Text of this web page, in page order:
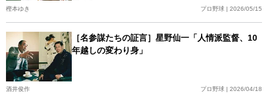
樫本ゆき プロ野球 | 2026/05/15
［名参謀たちの証言］星野仙一「人情派監督、10
年越しの変わり身」
酒井俊作 プロ野球 | 2026/04/18